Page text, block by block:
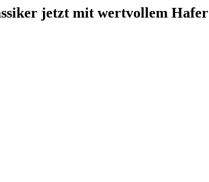
jetzt mit wertvollem Hafer